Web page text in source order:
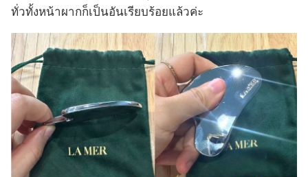
ทั่วทั้งหน้าผากก็เป็นอันเรียบร้อยแล้วค่ะ